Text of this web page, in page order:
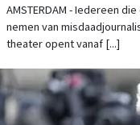
AMSTERDAM - Iedereen
nemen van
theater opent vanaf [...]